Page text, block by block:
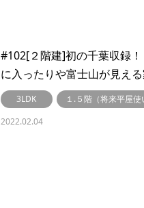
#102[２階建]初の千葉収録
に入ったりや富士山が見え
【LibWork～リブワーク～】
3LDK
１.５階（将来平屋使
2022.02.04